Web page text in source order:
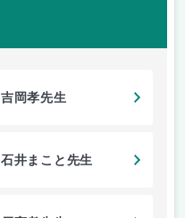
吉岡孝先生
石井まこと先生